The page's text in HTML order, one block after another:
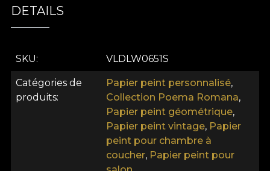
la joie d'être, d'exister dans un espace intime et
l'énergie vibrante qu'il contient, en débordant.
rempli de la fraîcheur et de la grâce des coups de
pinceau tracés à la main, de la rythmique unique
des couleurs incorporées. Ainsi, Carpeta papier
peint va bien au-delà de ses fonctions strictement
utilitaires, devenant une source d'inspiration, un
conseiller de confiance, un catalyseur de bien-être.
Carpeta papier peint (bleu) - Collection Poema
DETAILS
SKU VLDLW0651S
Catégories de
produits
Papier peint personnalisé,
Collection Poema Romana,
Papier peint géométrique,
Papier peint vintage, Papier
peint pour chambre à
coucher, Papier peint pour